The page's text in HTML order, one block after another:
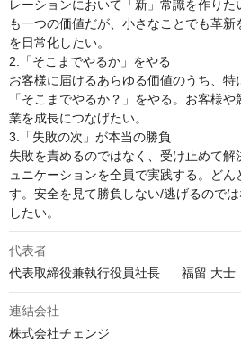
レーションにおいて「新」常識を作りた
も一つの価値だが、小さなことでも革
を日常化したい。
2.「そこまでやるか」をやる
お客様に届けるあらゆる価値のうち、
「そこまでやるか？」をやる。お客様
業を成長につなげたい。
3.「失敗の次」が本当の勝負
失敗を責めるのではなく、受け止めて解
ュニケーションを全員で実践する。ど
す。安全を見て勝負しない/逃げるので
したい。
代表者
代表取締役兼執行役員社長	福留 大士
連結会社
株式会社チェンジ